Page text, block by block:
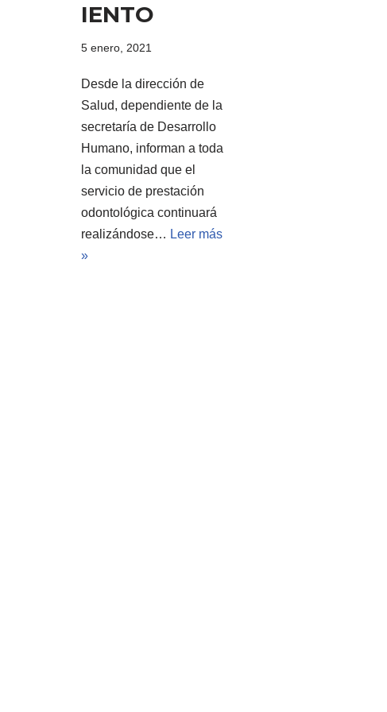
IENTO
5 enero, 2021
Desde la dirección de
Salud, dependiente de la
secretaría de Desarrollo
Humano, informan a toda
la comunidad que el
servicio de prestación
odontológica continuará
realizándose… Leer más
»